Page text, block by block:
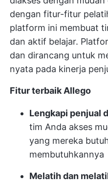
dengan fitur-fitur
platform ini membuat
dan aktif belajar.
dan dirancang untuk
nyata pada kinerja
Fitur terbaik Allego
Lengkapi penjual
tim Anda akses
yang mereka
membutuhkannya
Melatih dan